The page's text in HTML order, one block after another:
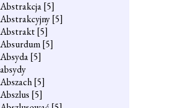
Abstrakcja[5]
Abstrakcyjny[5]
Abstrakt[5]
Absurdum[5]
Absyda[5]
absydy
Abszach[5]
Abszlus [5]